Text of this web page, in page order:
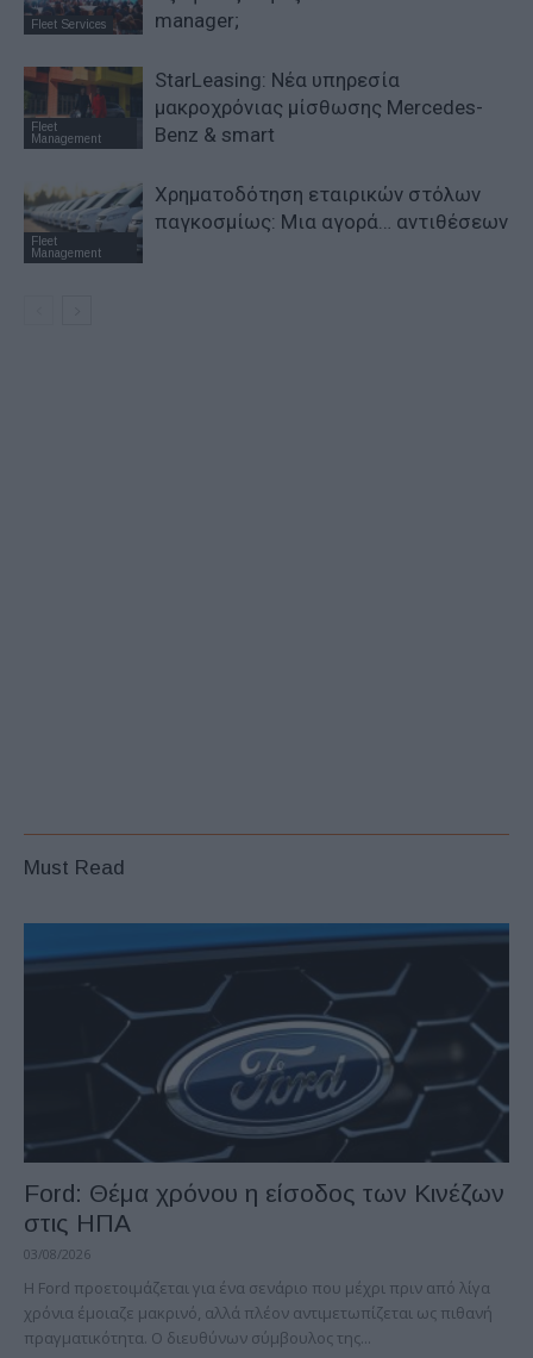
Fleet Services
manager;
Fleet
Management
StarLeasing: Νέα υπηρεσία
μακροχρόνιας μίσθωσης Mercedes-
Benz & smart
Fleet
Management
Χρηματοδότηση εταιρικών στόλων
παγκοσμίως: Μια αγορά… αντιθέσεων
Must Read
Ford: Θέμα χρόνου η είσοδος των Κινέζων
στις ΗΠΑ
03/08/2026
Η Ford προετοιμάζεται για ένα σενάριο που μέχρι πριν από λίγα
χρόνια έμοιαζε μακρινό, αλλά πλέον αντιμετωπίζεται ως πιθανή
πραγματικότητα. Ο διευθύνων σύμβουλος της...